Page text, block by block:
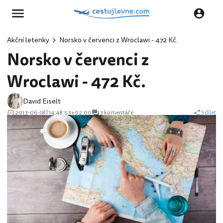
Akční letenky Norsko v červenci z Wroclawi - 472 Kč.
Norsko v červenci z
Wroclawi - 472 Kč.
David Eiselt
2013-06-18T14:48:53+02:00 3 komentáře Sdílet